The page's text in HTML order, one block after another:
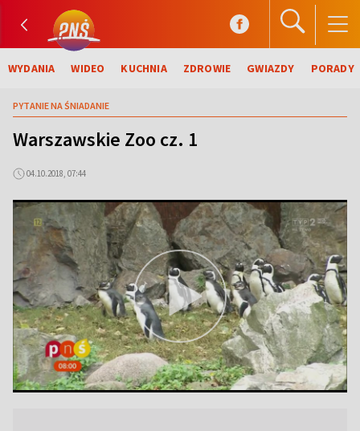
WYDANIA WIDEO KUCHNIA ZDROWIE GWIAZDY PORADY
PYTANIE NA ŚNIADANIE
Warszawskie Zoo cz. 1
04.10.2018, 07:44